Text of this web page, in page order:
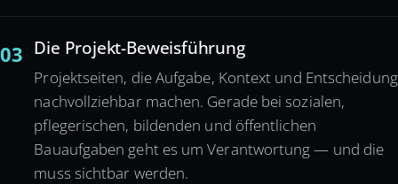
03 Die Projekt-Beweisführung
Projektseiten, die Aufgabe, Kontext und Entscheidung
nachvollziehbar machen. Gerade bei sozialen,
pflegerischen, bildenden und öffentlichen
Bauaufgaben geht es um Verantwortung — und die
muss sichtbar werden.